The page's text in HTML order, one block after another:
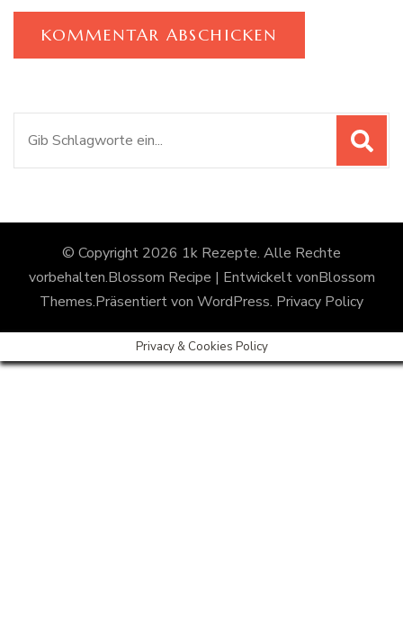
© Copyright 2026 1k Rezepte. Alle Rechte
vorbehalten.Blossom Recipe | Entwickelt vonBlossom
Themes.Präsentiert von WordPress. Privacy Policy
Privacy & Cookies Policy